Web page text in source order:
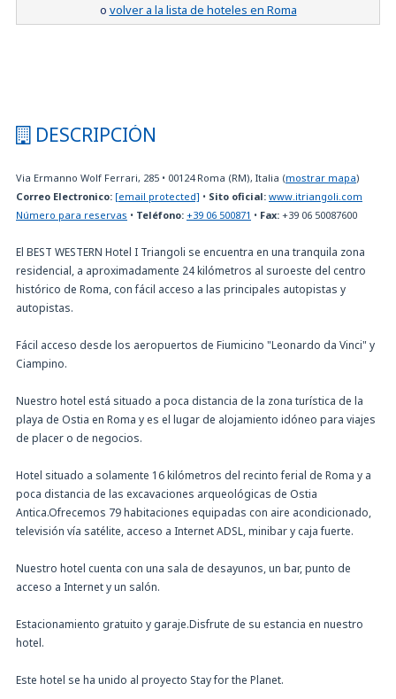
o volver a la lista de hoteles en Roma
DESCRIPCIÓN
Via Ermanno Wolf Ferrari, 285 • 00124 Roma (RM), Italia (mostrar mapa)
Correo Electronico: [email protected] • Sito oficial: www.itriangoli.com
Número para reservas • Teléfono: +39 06 500871 • Fax: +39 06 50087600
El BEST WESTERN Hotel I Triangoli se encuentra en una tranquila zona
residencial, a aproximadamente 24 kilómetros al suroeste del centro
histórico de Roma, con fácil acceso a las principales autopistas y
autopistas.
Fácil acceso desde los aeropuertos de Fiumicino "Leonardo da Vinci" y
Ciampino.
Nuestro hotel está situado a poca distancia de la zona turística de la
playa de Ostia en Roma y es el lugar de alojamiento idóneo para viajes
de placer o de negocios.
Hotel situado a solamente 16 kilómetros del recinto ferial de Roma y a
poca distancia de las excavaciones arqueológicas de Ostia
Antica.Ofrecemos 79 habitaciones equipadas con aire acondicionado,
televisión vía satélite, acceso a Internet ADSL, minibar y caja fuerte.
Nuestro hotel cuenta con una sala de desayunos, un bar, punto de
acceso a Internet y un salón.
Estacionamiento gratuito y garaje.Disfrute de su estancia en nuestro
hotel.
Este hotel se ha unido al proyecto Stay for the Planet.